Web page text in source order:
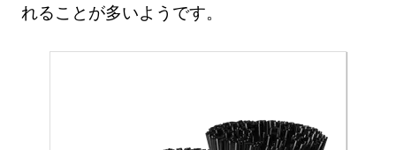
れることが多いようです。